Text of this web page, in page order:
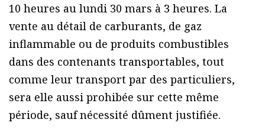
10 heures au lundi 30 mars à 3 heures. La
vente au détail de carburants, de gaz
inflammable ou de produits combustibles
dans des contenants transportables, tout
comme leur transport par des particuliers,
sera elle aussi prohibée sur cette même
période, sauf nécessité dûment justifiée.